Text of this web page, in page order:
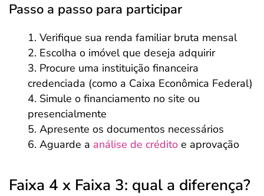
Passo a passo para participar
Verifique sua renda familiar bruta mensal
Escolha o imóvel que deseja adquirir
Procure uma instituição financeira
credenciada (como a Caixa Econômica Federal)
Simule o financiamento no site ou
presencialmente
Apresente os documentos necessários
Aguarde a análise de crédito e aprovação
Faixa 4 x Faixa 3: qual a diferença?